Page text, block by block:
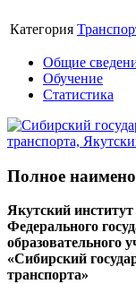
Категория
Общие
Обучение
Статистика
Полное
Якутский
Федерального
образовательного
«Сибирский
транспорта»